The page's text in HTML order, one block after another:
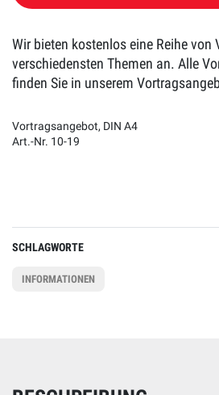
Wir bieten kostenlos eine Reihe von
verschiedensten Themen an. Alle
finden Sie in unserem
Vortragsangebot, DIN A4
Art.-Nr. 10-19
SCHLAGWORTE
INFORMATIONEN